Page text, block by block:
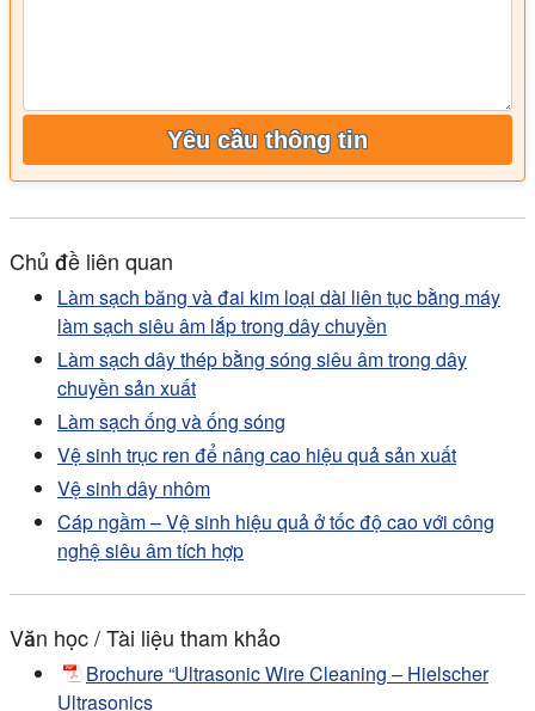
Yêu cầu thông tin
Chủ đề liên quan
Làm sạch băng và đai kim loại dài liên tục bằng máy
làm sạch siêu âm lắp trong dây chuyền
Làm sạch dây thép bằng sóng siêu âm trong dây
chuyền sản xuất
Làm sạch ống và ống sóng
Vệ sinh trục ren để nâng cao hiệu quả sản xuất
Vệ sinh dây nhôm
Cáp ngầm – Vệ sinh hiệu quả ở tốc độ cao với công
nghệ siêu âm tích hợp
Văn học / Tài liệu tham khảo
Brochure “Ultrasonic Wire Cleaning – Hielscher
Ultrasonics